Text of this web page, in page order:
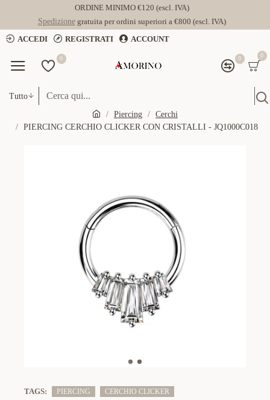
ORDINE MINIMO €120 (escl. IVA)
Spedizionegratuita per ordini superiori a €800 (escl. IVA)
ACCEDI
REGISTRATI ACCOUNT
0 0 0
Tutto
Piercing
Cerchi
PIERCING CERCHIO CLICKER CON CRISTALLI - JQ1000C018
TAGS: PIERCING
CERCHIO CLICKER